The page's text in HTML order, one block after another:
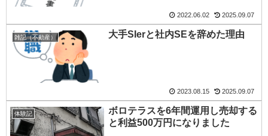
2022.06.02 2025.09.07
雑記（不動産） 大手SIerと社内SEを辞めた理由
2023.08.15 2025.09.07
体験記
ボロテラスを6年間運用し売却する
と利益500万円になりました